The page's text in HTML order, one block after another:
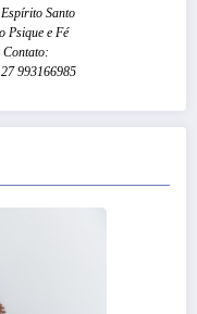
Santo
Psique e Fé
Contato:
993166985